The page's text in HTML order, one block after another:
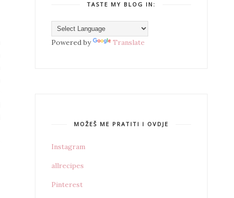
TASTE MY BLOG IN:
Powered by Translate
MOŽEŠ ME PRATITI I OVDJE
Instagram
allrecipes
Pinterest